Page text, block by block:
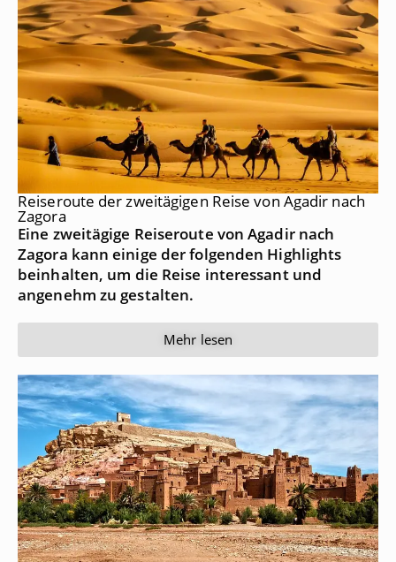
Reiseroute der zweitägigen Reise von Agadir nach
Zagora
Eine zweitägige Reiseroute von Agadir nach
Zagora kann einige der folgenden Highlights
beinhalten, um die Reise interessant und
angenehm zu gestalten.
Mehr lesen